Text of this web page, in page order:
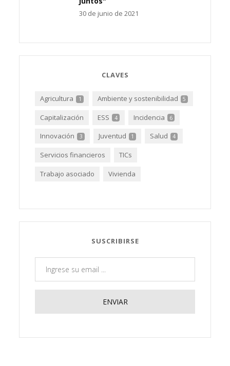
30 de junio de 2021
CLAVES
Agricultura 1 Ambiente y sostenibilidad 5
Capitalización ESS 4 Incidencia 6
Innovación 3 Juventud 1 Salud 4
Servicios financieros TICs
Trabajo asociado Vivienda
SUSCRIBIRSE